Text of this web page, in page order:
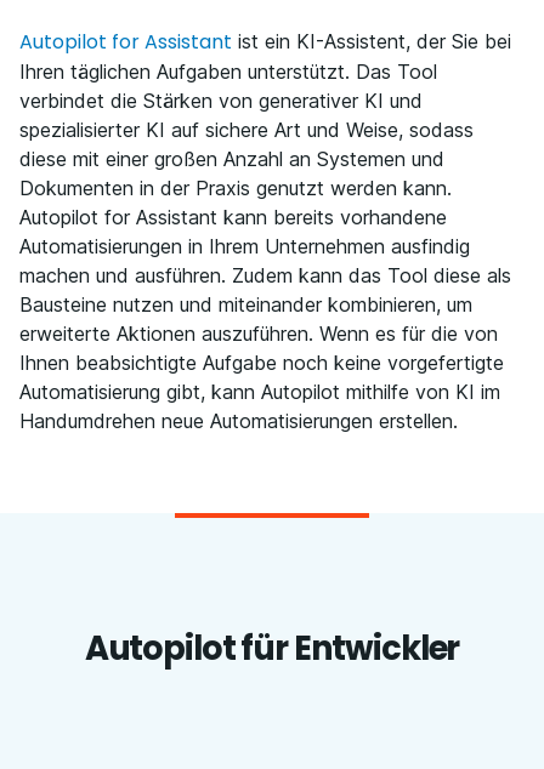
Autopilot for Assistant ist ein KI-Assistent, der Sie bei
Ihren täglichen Aufgaben unterstützt. Das Tool
verbindet die Stärken von generativer KI und
spezialisierter KI auf sichere Art und Weise, sodass
diese mit einer großen Anzahl an Systemen und
Dokumenten in der Praxis genutzt werden kann.
Autopilot for Assistant kann bereits vorhandene
Automatisierungen in Ihrem Unternehmen ausfindig
machen und ausführen. Zudem kann das Tool diese als
Bausteine nutzen und miteinander kombinieren, um
erweiterte Aktionen auszuführen. Wenn es für die von
Ihnen beabsichtigte Aufgabe noch keine vorgefertigte
Automatisierung gibt, kann Autopilot mithilfe von KI im
Handumdrehen neue Automatisierungen erstellen.
Autopilot für Entwickler